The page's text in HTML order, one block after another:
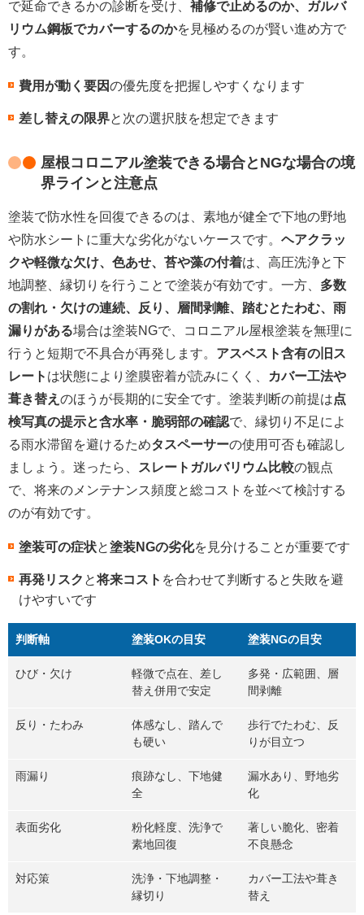
で延命できるかの診断を受け、 補修で止めるのか、ガルバ
リウム鋼板でカバーするのかを見極めるのが賢い進め方で
す。
費用が動く要因の優先度を把握しやすくなります
差し替えの限界と次の選択肢を想定できます
屋根コロニアル塗装できる場合とNGな場合の境
界ラインと注意点
塗装で防水性を回復できるのは、素地が健全で下地の野地
や防水シートに重大な劣化がないケースです。 ヘアクラッ
クや軽微な欠け、色あせ、苔や藻の付着は、高圧洗浄と下
地調整、縁切りを行うことで塗装が有効です。一方、 多数
の割れ・欠けの連続、反り、層間剥離、踏むとたわむ、雨
漏りがある場合は塗装NGで、コロニアル屋根塗装を無理に
行うと短期で不具合が再発します。 アスベスト含有の旧ス
レート は状態により塗膜密着が読みにくく、
カバー工法や
葺き替え のほうが長期的に安全です。塗装判断の前提は点
検写真の提示と含水率・脆弱部の確認で、縁切り不足によ
る雨水滞留を避けるためタスペーサーの使用可否も確認し
ましょう。迷ったら、
スレートガルバリウム比較の観点
で、将来のメンテナンス頻度と総コストを並べて検討する
のが有効です。
塗装可の症状と塗装NGの劣化を見分けることが重要です
再発リスク と将来コスト を合わせて判断すると失敗を避
けやすいです
判断軸 塗装OKの目安 塗装NGの目安
ひび・欠け
軽微で点在、差し
替え併用で安定
多発・広範囲、層
間剥離
反り・たわみ
体感なし、踏んで
も硬い
歩行でたわむ、反
りが目立つ
雨漏り
痕跡なし、下地健
全
漏水あり、野地劣
化
表面劣化
粉化軽度、洗浄で
素地回復
著しい脆化、密着
不良懸念
対応策
洗浄・下地調整・
縁切り
カバー工法や葺き
替え